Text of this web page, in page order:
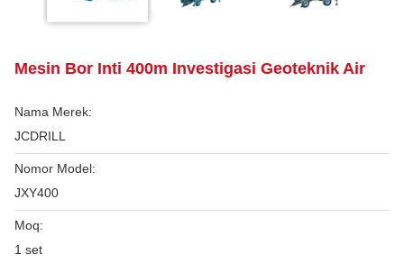
Mesin Bor Inti 400m Investigasi Geoteknik Air
Nama Merek:
JCDRILL
Nomor Model:
JXY400
Moq:
1 set